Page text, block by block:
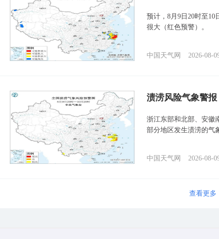
预计，8月9日20时至
很大（红色预警）。
中国天气网 2026-08-
渍涝风险气象警
浙江东部和北部、安徽
部分地区发生渍涝的气
中国天气网 2026-08-
查看更多